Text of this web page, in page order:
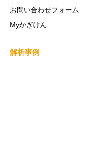
お問い合わせフォーム
Myかぎけん
解析事例